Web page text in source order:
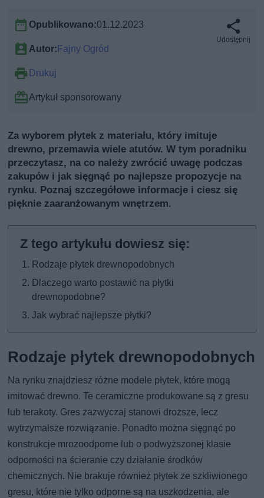
Opublikowano:01.12.2023
Autor:Fajny Ogród
Drukuj
Artykuł sponsorowany
Udostępnij
Za wyborem płytek z materiału, który imituje
drewno, przemawia wiele atutów. W tym poradniku
przeczytasz, na co należy zwrócić uwagę podczas
zakupów i jak sięgnąć po najlepsze propozycje na
rynku. Poznaj szczegółowe informacje i ciesz się
pięknie zaaranżowanym wnętrzem.
Rodzaje płytek drewnopodobnych
Dlaczego warto postawić na płytki
drewnopodobne?
Jak wybrać najlepsze płytki?
Rodzaje płytek drewnopodobnych
Na rynku znajdziesz różne modele płytek, które mogą
imitować drewno. Te ceramiczne produkowane są z gresu
lub terakoty. Gres zazwyczaj stanowi droższe, lecz
wytrzymalsze rozwiązanie. Ponadto można sięgnąć po
konstrukcje mrozoodporne lub o podwyższonej klasie
odporności na ścieranie czy działanie środków
chemicznych. Nie brakuje również płytek ze szkliwionego
gresu, które nie tylko odporne są na uszkodzenia, ale